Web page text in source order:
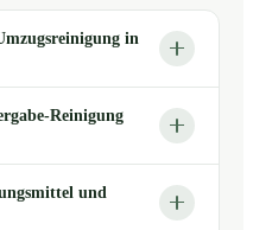
in
Reinigung
und